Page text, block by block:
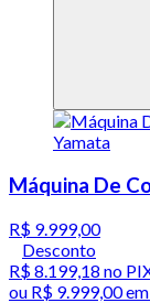
Máquina De
R$ 9.999,00
Desconto
R$ 8.199,18 no
ou R$ 9.999,00